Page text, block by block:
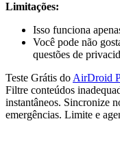
Limitações:
Isso funciona
Você pode não
questões de
Teste Grátis do AirDroid
Filtre conteúdos
instantâneos. Sincronize
emergências. Limite e